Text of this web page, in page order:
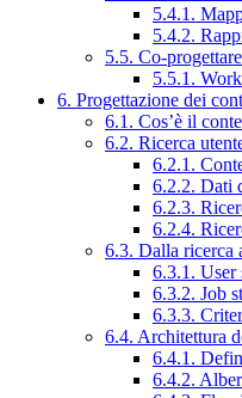
5.4.1.
5.4.2.
5.5. Co-
5.5.1.
6. Progettazione dei
6.1. Cos’è il
6.2. Ricerca
6.2.1.
6.2.2. Dati
6.2.3.
6.2.4.
6.3. Dalla ricerca
6.3.1. User
6.3.2. Job
6.3.3.
6.4. Architettura
6.4.1.
6.4.2.